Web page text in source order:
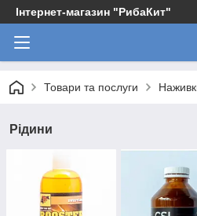
Інтернет-магазин "РибаКит"
Товари та послуги
Рідини